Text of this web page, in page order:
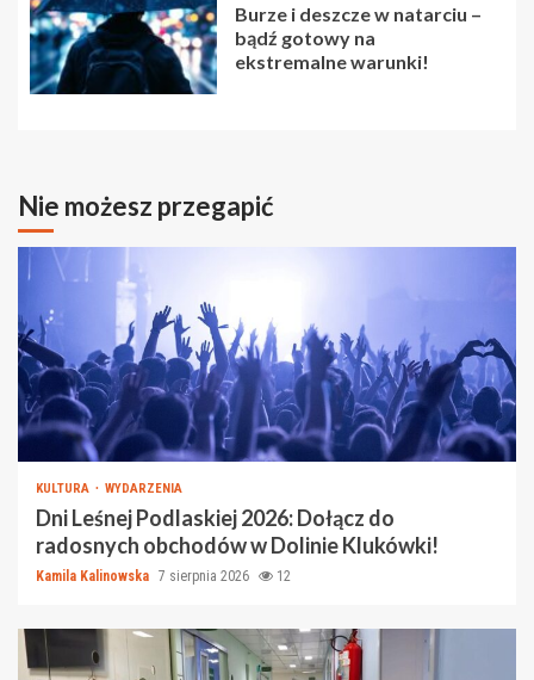
Burze i deszcze w natarciu –
bądź gotowy na
ekstremalne warunki!
Nie możesz przegapić
KULTURA WYDARZENIA
Dni Leśnej Podlaskiej 2026: Dołącz do
radosnych obchodów w Dolinie Klukówki!
Kamila Kalinowska 7 sierpnia 2026 12